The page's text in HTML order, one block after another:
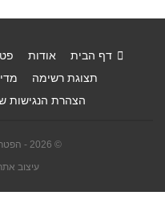
דף הבית אודות
תצוגת רשימה
הצהרת הנגישות
© 2026 - הפטריה. כל הזכויות שמורות.
עיצוב